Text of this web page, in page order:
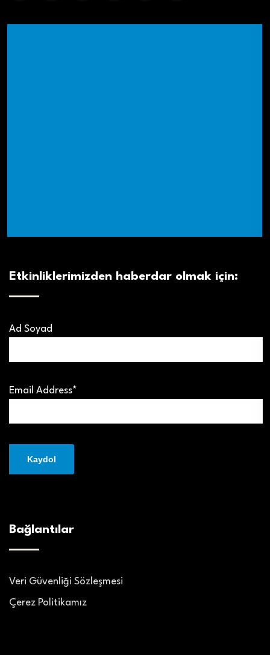
Etkinliklerimizden haberdar olmak için:
Ad Soyad
Email Address*
Bağlantılar
Veri Güvenliği Sözleşmesi
Çerez Politikamız